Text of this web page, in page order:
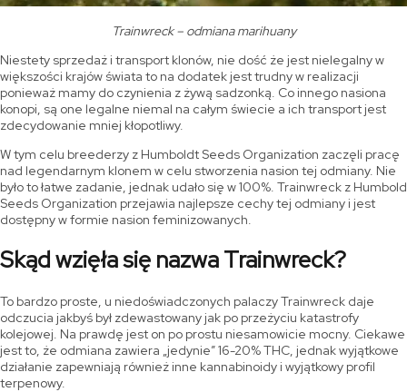
Trainwreck – odmiana marihuany
Niestety sprzedaż i transport klonów, nie dość że jest nielegalny w
większości krajów świata to na dodatek jest trudny w realizacji
ponieważ mamy do czynienia z żywą sadzonką. Co innego nasiona
konopi, są one legalne niemal na całym świecie a ich transport jest
zdecydowanie mniej kłopotliwy.
W tym celu breederzy z Humboldt Seeds Organization zaczęli pracę
nad legendarnym klonem w celu stworzenia nasion tej odmiany. Nie
było to łatwe zadanie, jednak udało się w 100%. Trainwreck z Humbold
Seeds Organization przejawia najlepsze cechy tej odmiany i jest
dostępny w formie nasion feminizowanych.
Skąd wzięła się nazwa Trainwreck?
To bardzo proste, u niedoświadczonych palaczy Trainwreck daje
odczucia jakbyś był zdewastowany jak po przeżyciu katastrofy
kolejowej. Na prawdę jest on po prostu niesamowicie mocny. Ciekawe
jest to, że odmiana zawiera „jedynie” 16-20% THC, jednak wyjątkowe
działanie zapewniają również inne kannabinoidy i wyjątkowy profil
terpenowy.